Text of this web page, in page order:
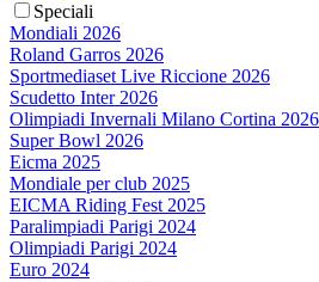
Speciali
Mondiali 2026
Roland Garros 2026
Sportmediaset Live Riccione 2026
Scudetto Inter 2026
Olimpiadi Invernali Milano Cortina 2026
Super Bowl 2026
Eicma 2025
Mondiale per club 2025
EICMA Riding Fest 2025
Paralimpiadi Parigi 2024
Olimpiadi Parigi 2024
Euro 2024